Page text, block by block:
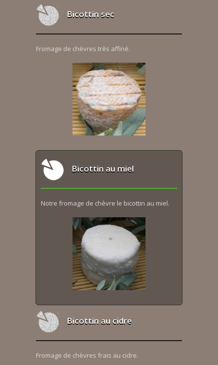
Bicottin sec
Fromage de chèvres très affiné.
Bicottin au miel
Notre fromage de chèvre le bicottin au miel.
Bicottin au cidre
Fromage de chèvres frais au cidre.